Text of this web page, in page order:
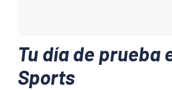
Tu día de prueba
Sports